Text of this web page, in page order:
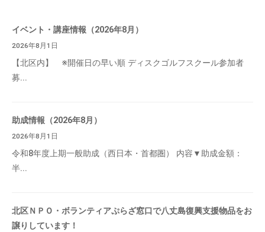
イベント・講座情報（2026年8月）
2026年8月1日
【北区内】 ※開催日の早い順 ディスクゴルフスクール参加者
募...
助成情報（2026年8月）
2026年8月1日
令和8年度上期一般助成（西日本・首都圏） 内容▼助成金額：
半...
北区ＮＰＯ・ボランティアぷらざ窓口で八丈島復興支援物品をお
譲りしています！